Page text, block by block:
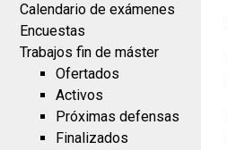
Calendario de exámenes
Encuestas
Trabajos fin de máster
Ofertados
Activos
Próximas defensas
Finalizados